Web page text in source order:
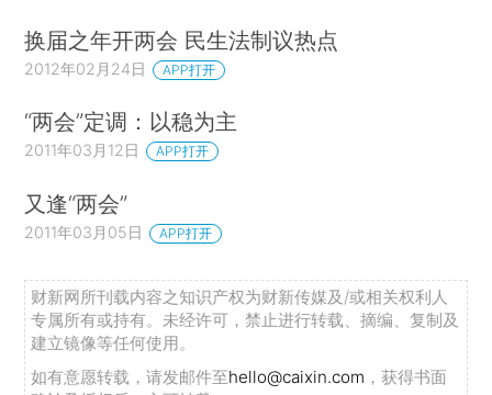
换届之年开两会 民生法制议热点
2012年02月24日 APP打开
“两会”定调：以稳为主
2011年03月12日 APP打开
又逢“两会”
2011年03月05日 APP打开
财新网所刊载内容之知识产权为财新传媒及/或相关权利人
专属所有或持有。未经许可，禁止进行转载、摘编、复制及
建立镜像等任何使用。
如有意愿转载，请发邮件至hello@caixin.com ，获得书面